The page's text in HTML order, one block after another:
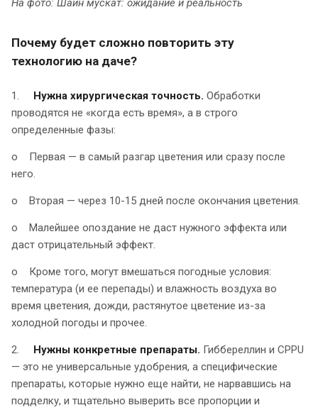
На фото: Шайн мускат: ожидание и реальность
Почему будет сложно повторить эту
технологию на даче?
1. Нужна хирургическая точность. Обработки
проводятся не «когда есть время», а в строго
определенные фазы:
o Первая — в самый разгар цветения или сразу после
него.
o Вторая — через 10-15 дней после окончания цветения.
o Малейшее опоздание не даст нужного эффекта или
даст отрицательный эффект.
o Кроме того, могут вмешаться погодные условия:
температура (и ее перепады) и влажность воздуха во
время цветения, дожди, растянутое цветение из-за
холодной погоды и прочее.
2. Нужны конкретные препараты. Гиббереллин и CPPU
— это не универсальные удобрения, а специфические
препараты, которые нужно еще найти, не нарвавшись на
подделку, и тщательно выверить все пропорции и